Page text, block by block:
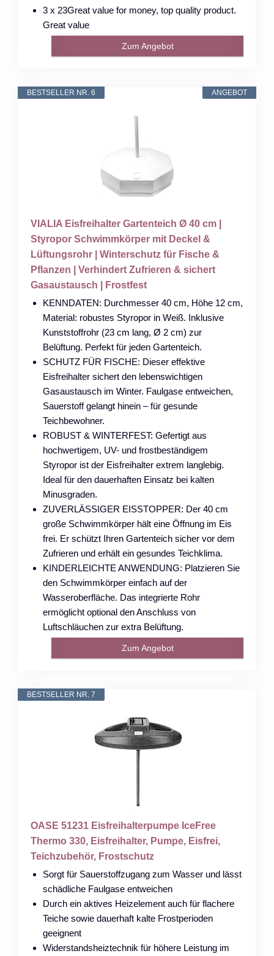
3 x 23Great value for money, top quality product.
Great value
Zum Angebot
ANGEBOT
BESTSELLER NR. 6
VIALIA Eisfreihalter Gartenteich Ø 40 cm |
Styropor Schwimmkörper mit Deckel &
Lüftungsrohr | Winterschutz für Fische &
Pflanzen | Verhindert Zufrieren & sichert
Gasaustausch | Frostfest
KENNDATEN: Durchmesser 40 cm, Höhe 12 cm,
Material: robustes Styropor in Weiß. Inklusive
Kunststoffrohr (23 cm lang, Ø 2 cm) zur
Belüftung. Perfekt für jeden Gartenteich.
SCHUTZ FÜR FISCHE: Dieser effektive
Eisfreihalter sichert den lebenswichtigen
Gasaustausch im Winter. Faulgase entweichen,
Sauerstoff gelangt hinein – für gesunde
Teichbewohner.
ROBUST & WINTERFEST: Gefertigt aus
hochwertigem, UV- und frostbeständigem
Styropor ist der Eisfreihalter extrem langlebig.
Ideal für den dauerhaften Einsatz bei kalten
Minusgraden.
ZUVERLÄSSIGER EISSTOPPER: Der 40 cm
große Schwimmkörper hält eine Öffnung im Eis
frei. Er schützt Ihren Gartenteich sicher vor dem
Zufrieren und erhält ein gesundes Teichklima.
KINDERLEICHTE ANWENDUNG: Platzieren Sie
den Schwimmkörper einfach auf der
Wasseroberfläche. Das integrierte Rohr
ermöglicht optional den Anschluss von
Luftschläuchen zur extra Belüftung.
Zum Angebot
BESTSELLER NR. 7
OASE 51231 Eisfreihalterpumpe IceFree
Thermo 330, Eisfreihalter, Pumpe, Eisfrei,
Teichzubehör, Frostschutz
Sorgt für Sauerstoffzugang zum Wasser und lässt
schädliche Faulgase entweichen
Durch ein aktives Heizelement auch für flachere
Teiche sowie dauerhaft kalte Frostperioden
geeignent
Widerstandsheiztechnik für höhere Leistung im